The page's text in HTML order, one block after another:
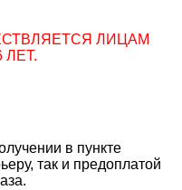
ЛИЦАМ
ЛЕТ.
в пункте
так и предоплатой